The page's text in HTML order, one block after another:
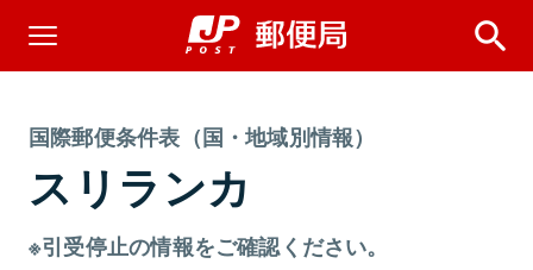
国際郵便条件表（国・地域別情報）
スリランカ
※引受停止の情報をご確認ください。